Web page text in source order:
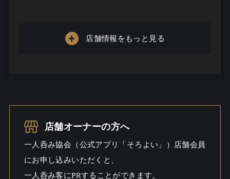
シーン
店舗情報をもっと見る
店舗オーナーの方へ
一人呑み協会（公式アプリ「そろよい」）店舗会員
にお申し込みいただくと、
一人呑み客にPRすることができます。